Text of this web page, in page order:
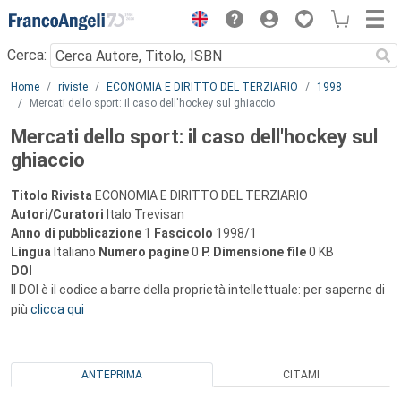
Menu
Cerca:
Main content
Home riviste ECONOMIA E DIRITTO DEL TERZIARIO
1998
Mercati dello sport: il caso dell'hockey sul ghiaccio
Mercati dello sport: il caso dell'hockey sul
ghiaccio
Titolo Rivista ECONOMIA E DIRITTO DEL TERZIARIO
Autori/Curatori Italo Trevisan
Anno di pubblicazione 1 Fascicolo 1998/1
Lingua Italiano Numero pagine0 P. Dimensione file0 KB
DOI
Il DOI è il codice a barre della proprietà intellettuale: per saperne di
più clicca qui
ANTEPRIMA CITAMI